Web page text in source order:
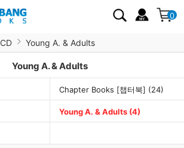
0
CD Young A. & Adults
Young A. & Adults
Chapter Books [챕터북] (24)
Young A. & Adults (4)